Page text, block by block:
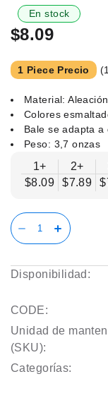
principio
de
galería
de
En stock
$8.09
1 Piece Precio
Material:
Colores
Bale se adapta a
Peso: 3,7 onzas
1+
$8.09
2+
$7.89
Disponibilidad:
CODE:
Unidad de
(SKU):
Categorías: